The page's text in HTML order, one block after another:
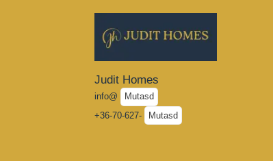
Judit Homes
info@
Mutasd
+36-70-627-
Mutasd